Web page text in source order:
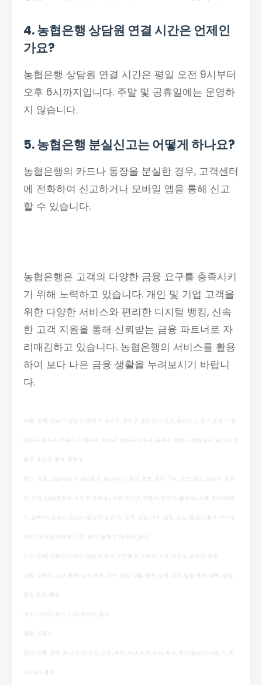
4. 농협은행 상담원 연결 시간은 언제인
가요?
농협은행 상담원 연결 시간은 평일 오전 9시부터
오후 6시까지입니다. 주말 및 공휴일에는 운영하
지 않습니다.
5. 농협은행 분실신고는 어떻게 하나요?
농협은행의 카드나 통장을 분실한 경우, 고객센터
에 전화하여 신고하거나 모바일 앱을 통해 신고
할 수 있습니다.
농협은행은 고객의 다양한 금융 요구를 충족시키
기 위해 노력하고 있습니다. 개인 및 기업 고객을
위한 다양한 서비스와 편리한 디지털 뱅킹, 신속
한 고객 지원을 통해 신뢰받는 금융 파트너로 자
리매김하고 있습니다. 농협은행의 서비스를 활용
하여 보다 나은 금융 생활을 누려보시기 바랍니
다.
서울: 전체, 강남구, 강동구, 강북구, 강서구, 관악구, 광진구, 구로구, 금천구, 노원구, 도봉구, 동
대문구, 동작구, 마포구, 서대문구, 서초구, 성동구, 성북구, 송파구, 양천구, 영등포구, 용산구, 은
평구, 종로구, 중구, 중랑구
경기: 가평, 고양(덕양구, 일산동구, 일산서구), 과천, 광명, 광주, 구리, 군포, 김포, 남양주, 동두
천, 부천, 성남(분당구, 수정구, 중원구), 수원(권선구, 영통구, 장안구, 팔달구), 시흥, 안산(단원
구, 상록구), 안성시, 안양시(동안구, 만안구), 양주, 양평, 여주, 연천, 오산, 용인(기흥구, 수지구,
처인구), 의왕, 의정부, 이천, 파주, 평택, 포천, 하남, 화성
인천: 전체, 강화군, 계양구, 남동구, 동구, 미추홀구, 부평구, 서구, 연수구, 옹진군, 중구
강원: 강릉시, 고성, 동해, 삼척, 속초, 양구, 양양, 영월, 원주, 인제, 정군, 철원, 춘천, 태백, 평창,
홍천, 화천, 횡성
대전: 대덕구, 동구, 서구, 유성구, 중구
세종: 세종시
충남: 계룡, 공주, 금산, 논산, 당진, 보령, 부여, 서산, 서천, 아산, 예산, 천안(동남구, 서북구), 청
양, 태안, 홍성